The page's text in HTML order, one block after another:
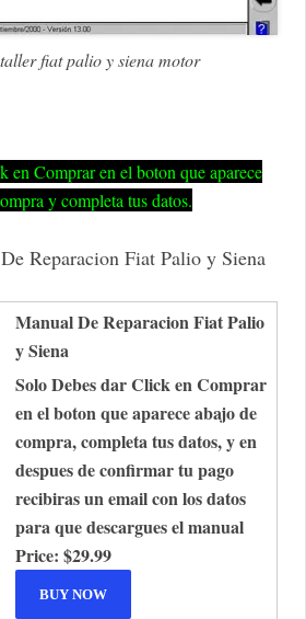
fiat palio y siena motor
en Comprar en el boton que aparece
y completa tus datos.
Reparacion Fiat Palio y Siena
Manual De Reparacion Fiat Palio
y Siena
Solo Debes dar Click en Comprar
en el boton que aparece abajo de
compra, completa tus datos, y en
despues de confirmar tu pago
recibiras un email con los datos
para que descargues el manual
Price: $29.99